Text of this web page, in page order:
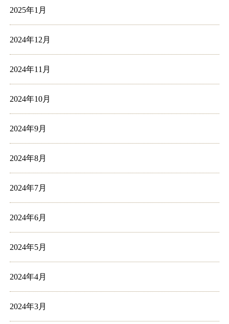
2025年1月
2024年12月
2024年11月
2024年10月
2024年9月
2024年8月
2024年7月
2024年6月
2024年5月
2024年4月
2024年3月